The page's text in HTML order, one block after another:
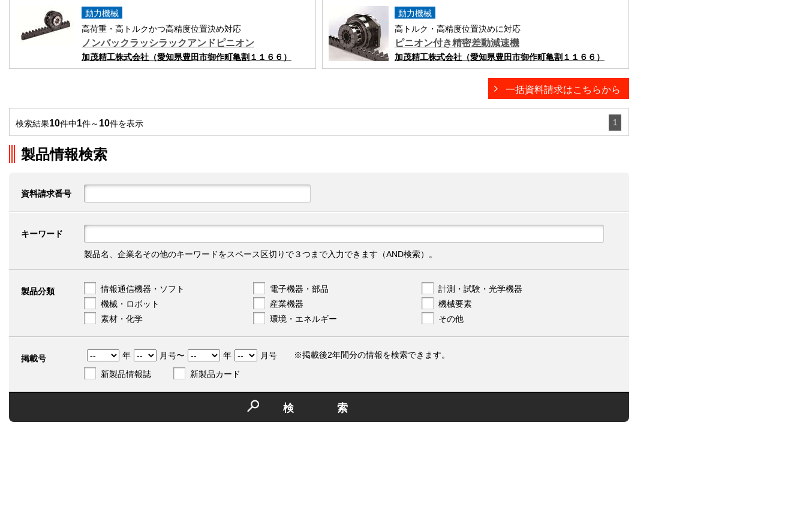
動力機械
高荷重・高トルクかつ高精度位置決め対応
ノンバックラッシラックアンドピニオン
加茂精工株式会社（愛知県豊田市御作町亀割１１６６）
動力機械
高トルク・高精度位置決めに対応
ピニオン付き精密差動減速機
加茂精工株式会社（愛知県豊田市御作町亀割１１６６）
一括資料請求はこちらから
検索結果10件中1件～ 10件を表示 1
製品情報検索
資料請求番号
キーワード
製品名、企業名その他のキーワードをスペース区切りで３つまで入力できます（AND検索）。
製品分類 情報通信機器・ソフト 電子機器・部品
計測・試験・光学機器
機械・ロボット
産業機器
機械要素
素材・化学
環境・エネルギー その他
掲載号 年 月号〜 年
月号
新製品情報誌
新製品カード
※掲載後2年間分の情報を検索できます。
検索